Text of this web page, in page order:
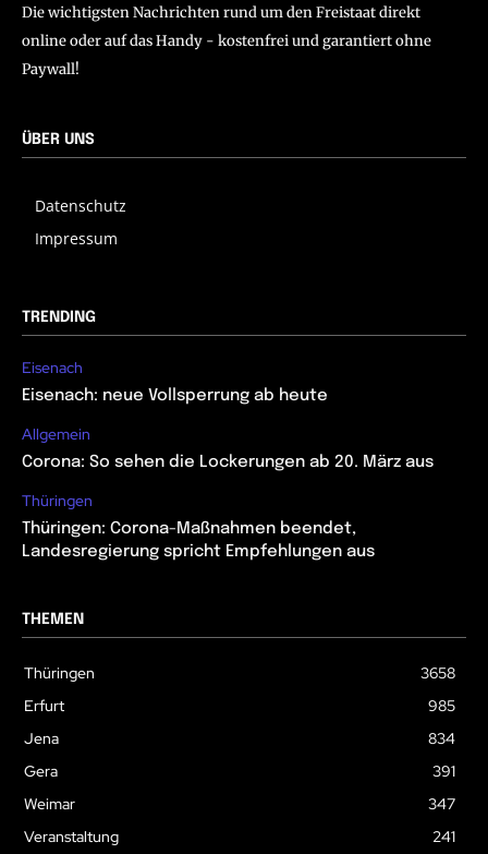
Die wichtigsten Nachrichten rund um den Freistaat direkt
online oder auf das Handy - kostenfrei und garantiert ohne
Paywall!
ÜBER UNS
Datenschutz
Impressum
TRENDING
Eisenach
Eisenach: neue Vollsperrung ab heute
Allgemein
Corona: So sehen die Lockerungen ab 20. März aus
Thüringen
Thüringen: Corona-Maßnahmen beendet,
Landesregierung spricht Empfehlungen aus
THEMEN
Thüringen
3658
Erfurt
985
Jena
834
Gera
391
Weimar
347
Veranstaltung
241